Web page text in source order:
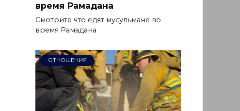
время Рамадана
Смотрите что едят мусульмане во
время Рамадана
ОТНОШЕНИЯ